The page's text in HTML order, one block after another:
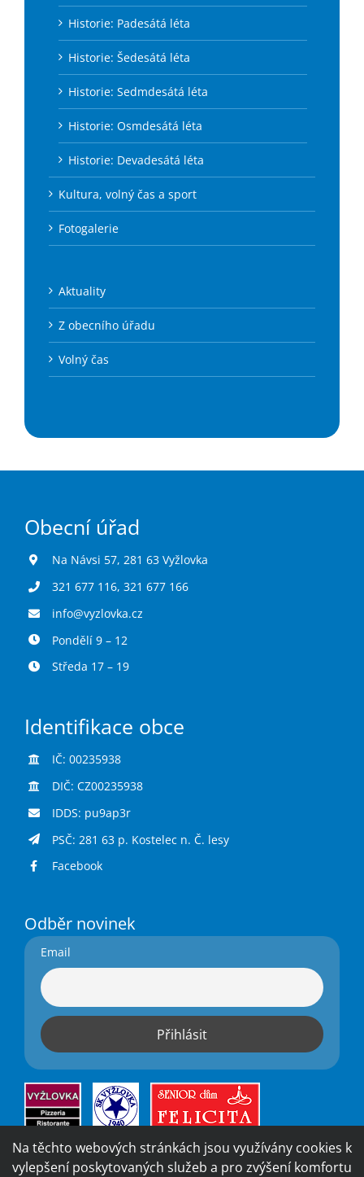
Historie: Padesátá léta
Historie: Šedesátá léta
Historie: Sedmdesátá léta
Historie: Osmdesátá léta
Historie: Devadesátá léta
Kultura, volný čas a sport
Fotogalerie
Aktuality
Z obecního úřadu
Volný čas
Obecní úřad
Na Návsi 57, 281 63 Vyžlovka
321 677 116, 321 677 166
info@vyzlovka.cz
Pondělí 9 – 12
Středa 17 – 19
Identifikace obce
IČ: 00235938
DIČ: CZ00235938
IDDS: pu9ap3r
PSČ: 281 63 p. Kostelec n. Č. lesy
Facebook
Odběr novinek
Email
Na těchto webových stránkách jsou využívány cookies k
vylepšení poskytovaných služeb a pro zvýšení komfortu